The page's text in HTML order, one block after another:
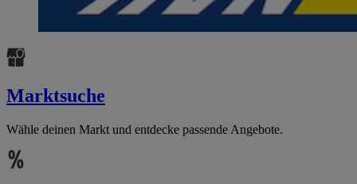
Marktsuche
Wähle deinen Markt und entdecke passende Angebote.